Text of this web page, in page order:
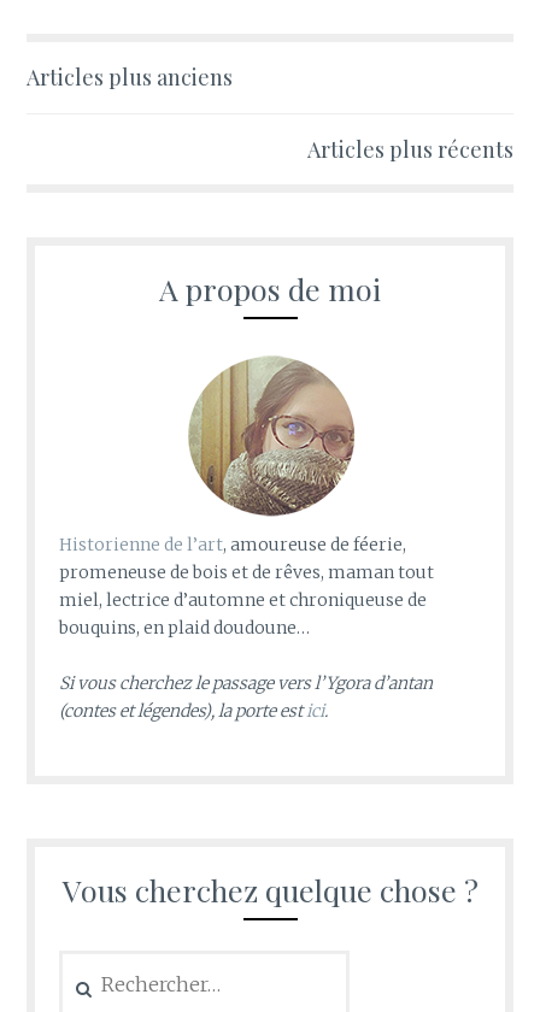
Navigation
Articles plus anciens
Articles plus récents
A propos de moi
Historienne de l’art, amoureuse de féerie,
promeneuse de bois et de rêves, maman tout
miel, lectrice d’automne et chroniqueuse de
bouquins, en plaid doudoune…
Si vous cherchez le passage vers l’Ygora d’antan
(contes et légendes), la porte estici.
Vous cherchez quelque chose ?